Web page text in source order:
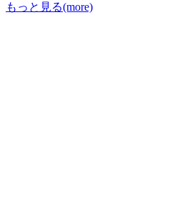
もっと見る(more)